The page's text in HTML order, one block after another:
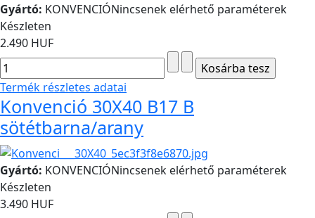
Gyártó: KONVENCIÓNincsenek elérhető paraméterek
Készleten
2.490 HUF
Termék részletes adatai
Konvenció 30X40 B17 B
sötétbarna/arany
Gyártó: KONVENCIÓNincsenek elérhető paraméterek
Készleten
3.490 HUF